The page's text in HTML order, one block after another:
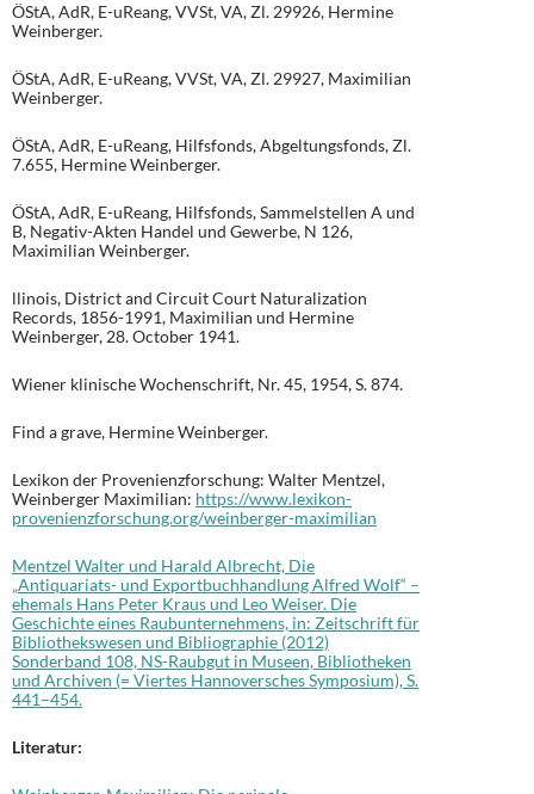
ÖStA, AdR, E-uReang, VVSt, VA, Zl. 29926, Hermine
Weinberger.
ÖStA, AdR, E-uReang, VVSt, VA, Zl. 29927, Maximilian
Weinberger.
ÖStA, AdR, E-uReang, Hilfsfonds, Abgeltungsfonds, Zl.
7.655, Hermine Weinberger.
ÖStA, AdR, E-uReang, Hilfsfonds, Sammelstellen A und
B, Negativ-Akten Handel und Gewerbe, N 126,
Maximilian Weinberger.
llinois, District and Circuit Court Naturalization
Records, 1856-1991, Maximilian und Hermine
Weinberger, 28. October 1941.
Wiener klinische Wochenschrift, Nr. 45, 1954, S. 874.
Find a grave, Hermine Weinberger.
Lexikon der Provenienzforschung: Walter Mentzel,
Weinberger Maximilian: https://www.lexikon-
provenienzforschung.org/weinberger-maximilian
Mentzel Walter und Harald Albrecht, Die
„Antiquariats- und Exportbuchhandlung Alfred Wolf“ –
ehemals Hans Peter Kraus und Leo Weiser. Die
Geschichte eines Raubunternehmens, in: Zeitschrift für
Bibliothekswesen und Bibliographie (2012)
Sonderband 108, NS-Raubgut in Museen, Bibliotheken
und Archiven (= Viertes Hannoversches Symposium), S.
441–454.
Literatur: